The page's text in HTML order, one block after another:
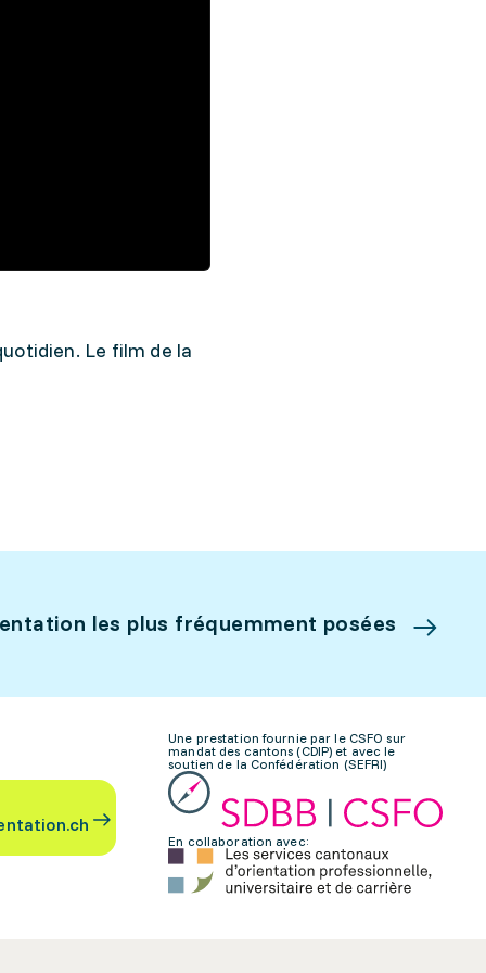
Le film de la
les plus fréquemment posées
Une prestation fournie par le CSFO sur
mandat des cantons (CDIP) et avec le
soutien de la Confédération (SEFRI)
En collaboration avec: